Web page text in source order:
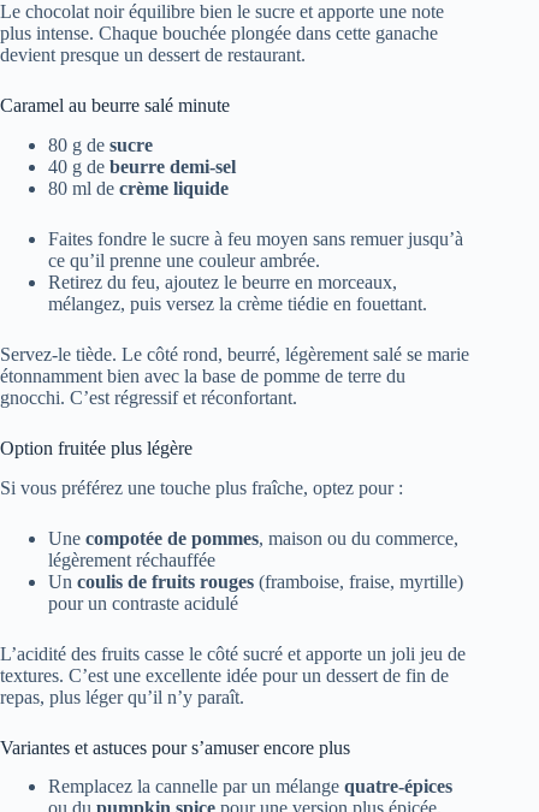
Le chocolat noir équilibre bien le sucre et apporte une note
plus intense. Chaque bouchée plongée dans cette ganache
devient presque un dessert de restaurant.
Caramel au beurre salé minute
80 g de sucre
40 g de beurre demi-sel
80 ml de crème liquide
Faites fondre le sucre à feu moyen sans remuer jusqu’à
ce qu’il prenne une couleur ambrée.
Retirez du feu, ajoutez le beurre en morceaux,
mélangez, puis versez la crème tiédie en fouettant.
Servez-le tiède. Le côté rond, beurré, légèrement salé se marie
étonnamment bien avec la base de pomme de terre du
gnocchi. C’est régressif et réconfortant.
Option fruitée plus légère
Si vous préférez une touche plus fraîche, optez pour :
Une compotée de pommes, maison ou du commerce,
légèrement réchauffée
Un coulis de fruits rouges (framboise, fraise, myrtille)
pour un contraste acidulé
L’acidité des fruits casse le côté sucré et apporte un joli jeu de
textures. C’est une excellente idée pour un dessert de fin de
repas, plus léger qu’il n’y paraît.
Variantes et astuces pour s’amuser encore plus
Remplacez la cannelle par un mélange quatre-épices